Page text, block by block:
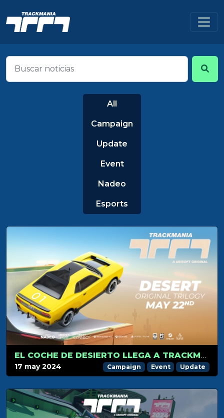
All
Campaign
Update
Event
Nadeo
Esports
EL COCHE DE DESIERTO LLEGA A TRACKMANIA EL 22 DE MAYO
17 may 2024 Campaign Event Update